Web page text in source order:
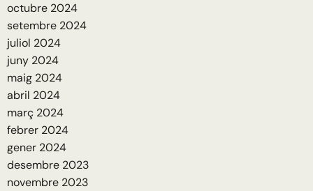
octubre 2024
setembre 2024
juliol 2024
juny 2024
maig 2024
abril 2024
març 2024
febrer 2024
gener 2024
desembre 2023
novembre 2023